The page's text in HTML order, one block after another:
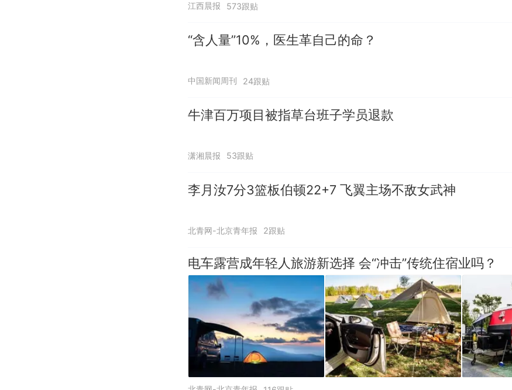
江西晨报 573跟贴
“含人量”10%，医生革自己的命？
中国新闻周刊 24跟贴
牛津百万项目被指草台班子学员退款
潇湘晨报 53跟贴
李月汝7分3篮板伯顿22+7 飞翼主场不敌女武神
北青网-北京青年报 2跟贴
电车露营成年轻人旅游新选择 会“冲击”传统住宿业吗？